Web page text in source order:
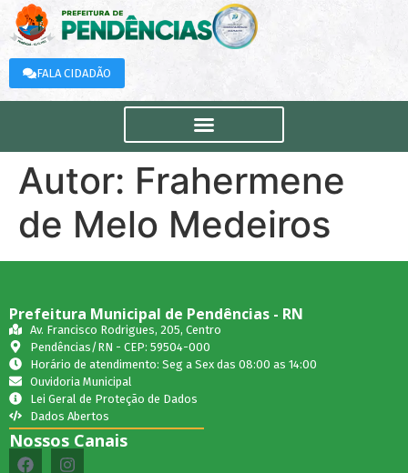
FALA CIDADÃO
Autor: Frahermene
de Melo Medeiros
Prefeitura Municipal de Pendências - RN
Av. Francisco Rodrigues, 205, Centro
Pendências/RN - CEP: 59504-000
Horário de atendimento: Seg a Sex das 08:00 as 14:00
Ouvidoria Municipal
Lei Geral de Proteção de Dados
Dados Abertos
Nossos Canais